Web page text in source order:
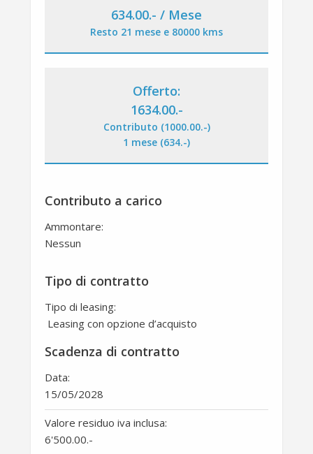
634.00.- / Mese
Resto 21 mese e 80000 kms
Offerto:
1634.00.-
Contributo (1000.00.-)
1 mese (634.-)
Contributo a carico
Ammontare:
Nessun
Tipo di contratto
Tipo di leasing:
Leasing con opzione d’acquisto
Scadenza di contratto
Data:
15/05/2028
Valore residuo iva inclusa:
6'500.00.-